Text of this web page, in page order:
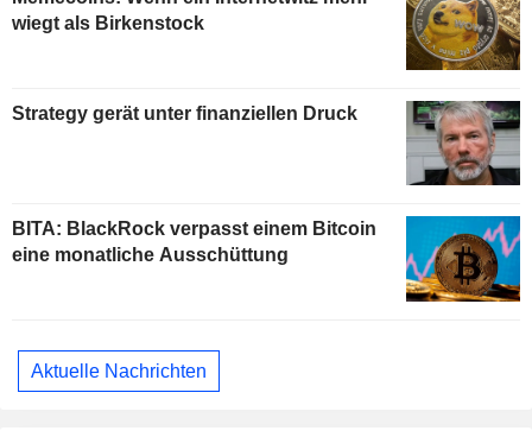
wiegt als Birkenstock
Strategy gerät unter finanziellen Druck
BITA: BlackRock verpasst einem Bitcoin
eine monatliche Ausschüttung
Aktuelle Nachrichten